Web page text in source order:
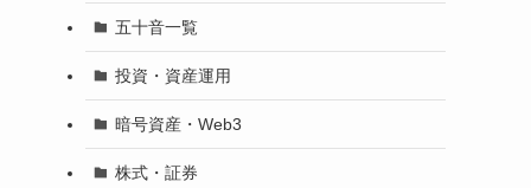
五十音一覧
投資・資産運用
暗号資産・Web3
株式・証券